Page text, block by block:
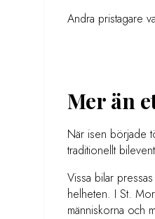
Andra pristagare
Mer än
När isen började
traditionellt
Vissa bilar
helheten. I St.
människorna och